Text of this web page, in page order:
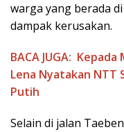
warga yang berada
dampak kerusakan.
BACA JUGA: Kepada
Lena Nyatakan NTT
Putih
Selain di jalan